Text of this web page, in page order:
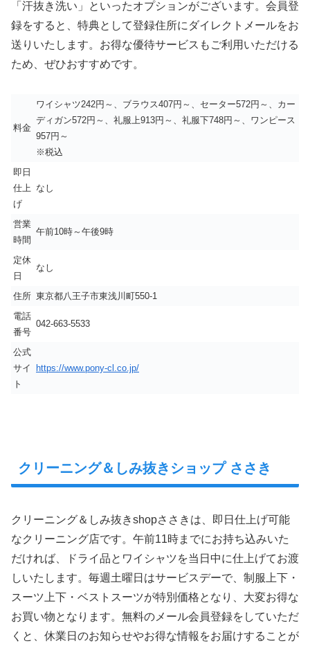
「汗抜き洗い」といったオプションがございます。会員登
録をすると、特典として登録住所にダイレクトメールをお
送りいたします。お得な優待サービスもご利用いただける
ため、ぜひおすすめです。
料金
ワイシャツ242円～、ブラウス407円～、セーター572円～、カー
ディガン572円～、礼服上913円～、礼服下748円～、ワンピース
957円～
※税込
即日
仕上
げ
なし
営業
時間
午前10時～午後9時
定休
日
なし
住所 東京都八王子市東浅川町550-1
電話
番号
042-663-5533
公式
サイ
ト
https://www.pony-cl.co.jp/
クリーニング＆しみ抜きショップ ささき
クリーニング＆しみ抜きshopささきは、即日仕上げ可能
なクリーニング店です。午前11時までにお持ち込みいた
だければ、ドライ品とワイシャツを当日中に仕上げてお渡
しいたします。毎週土曜日はサービスデーで、制服上下・
スーツ上下・ベストスーツが特別価格となり、大変お得な
お買い物となります。無料のメール会員登録をしていただ
くと、休業日のお知らせやお得な情報をお届けすることが